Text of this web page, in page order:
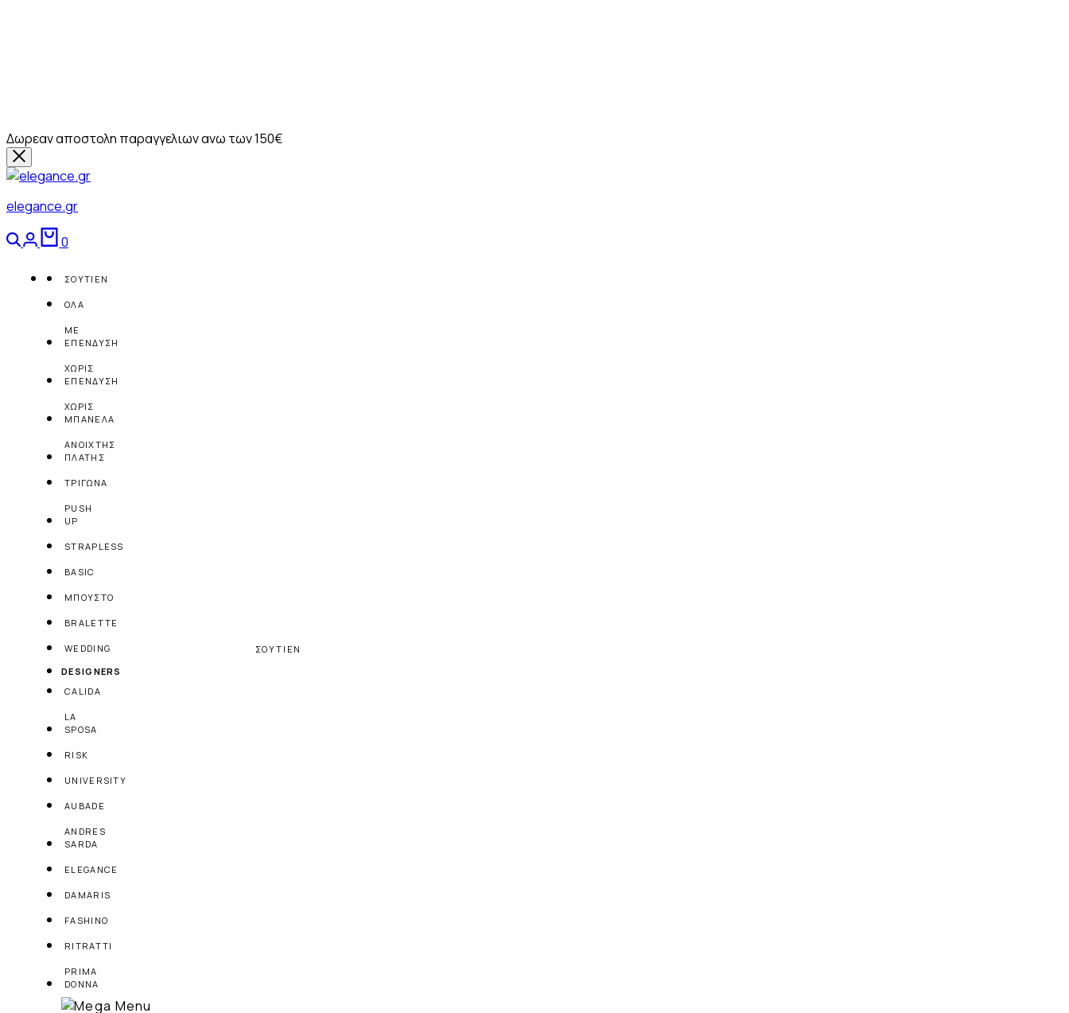
Δωρεαν αποστολη παραγγελιων ανω των 150€
elegance.gr
Αναζήτηση
Login
0
ΣΟΥΤΙΕΝ
ΟΛΑ
ΜΕ
ΕΠΕΝΔΥΣΗ
ΧΩΡΙΣ
ΕΠΕΝΔΥΣΗ
ΧΩΡΙΣ
ΜΠΑΝΕΛΑ
ΑΝΟΙΧΤΗΣ
ΠΛΑΤΗΣ
ΤΡΙΓΩΝΑ
PUSH
UP
STRAPLESS
BASIC
ΜΠΟΥΣΤΟ
BRALETTE
WEDDING
DESIGNERS
CALIDA
LA
SPOSA
RISK
UNIVERSITY
AUBADE
ANDRES
SARDA
ELEGANCE
DAMARIS
FASHINO
RITRATTI
PRIMA
DONNA
ΣΟΥΤΙΕΝ